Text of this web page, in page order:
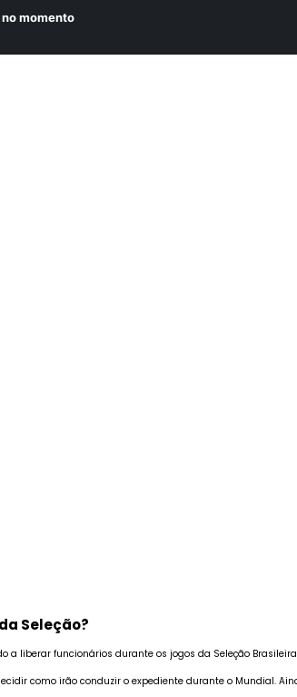
Seleção?
liberar funcionários durante os jogos da Seleção
como irão conduzir o expediente durante o Mundial.